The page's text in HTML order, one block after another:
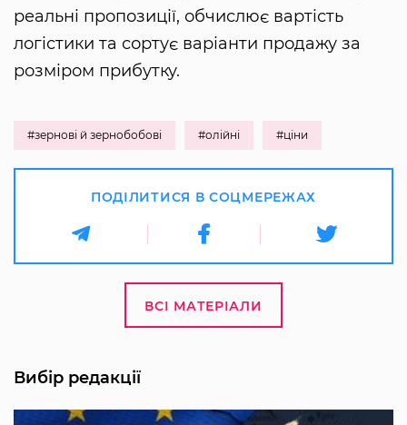
реальні пропозиції, обчислює вартість
логістики та сортує варіанти продажу за
розміром прибутку.
#зернові й зернобобові #олійні #ціни
ПОДІЛИТИСЯ В СОЦМЕРЕЖАХ
ВСІ МАТЕРІАЛИ
Вибір редакції